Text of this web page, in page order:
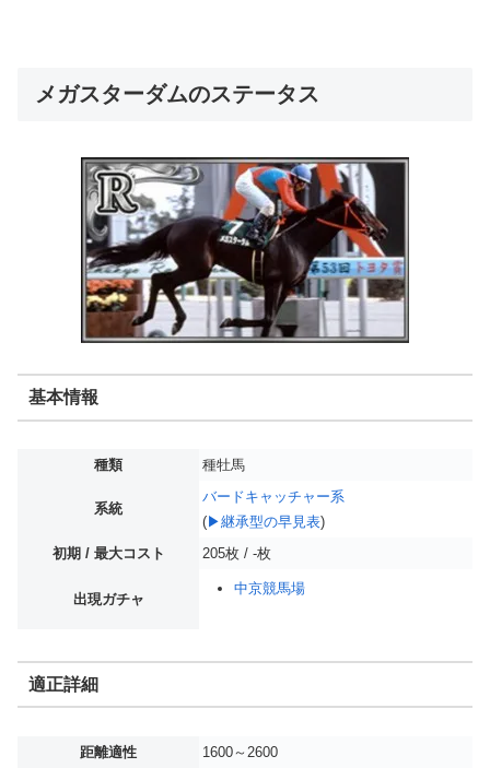
メガスターダムのステータス
基本情報
種類 種牡馬
系統
バードキャッチャー系
(▶継承型の早見表)
初期 / 最大コスト
205枚 / -枚
出現ガチャ
中京競馬場
適正詳細
距離適性 1600～2600